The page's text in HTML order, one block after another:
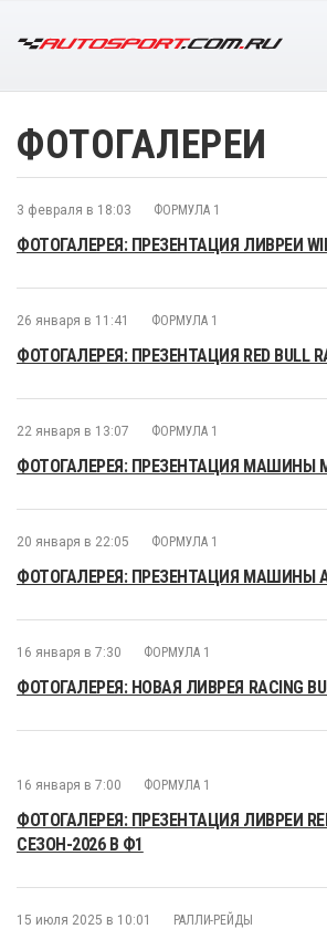
ФОТОГАЛЕРЕИ
3 февраля в 18:03 ФОРМУЛА 1
ФОТОГАЛЕРЕЯ: ПРЕЗЕНТАЦИЯ ЛИВРЕИ
26 января в 11:41 ФОРМУЛА 1
ФОТОГАЛЕРЕЯ: ПРЕЗЕНТАЦИЯ RED BULL
22 января в 13:07 ФОРМУЛА 1
ФОТОГАЛЕРЕЯ: ПРЕЗЕНТАЦИЯ МАШИНЫ
20 января в 22:05 ФОРМУЛА 1
ФОТОГАЛЕРЕЯ: ПРЕЗЕНТАЦИЯ МАШИНЫ
16 января в 7:30 ФОРМУЛА 1
ФОТОГАЛЕРЕЯ: НОВАЯ ЛИВРЕЯ RACING
16 января в 7:00 ФОРМУЛА 1
ФОТОГАЛЕРЕЯ: ПРЕЗЕНТАЦИЯ ЛИВРЕИ
СЕЗОН-2026 В Ф1
15 июля 2025 в 10:01 РАЛЛИ-РЕЙДЫ